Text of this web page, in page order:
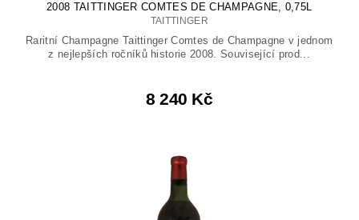
2008 TAITTINGER COMTES DE CHAMPAGNE, 0,75L
TAITTINGER
Raritní Champagne Taittinger Comtes de Champagne v jednom
z nejlepších ročníků historie 2008. Související prod...
8 240 Kč